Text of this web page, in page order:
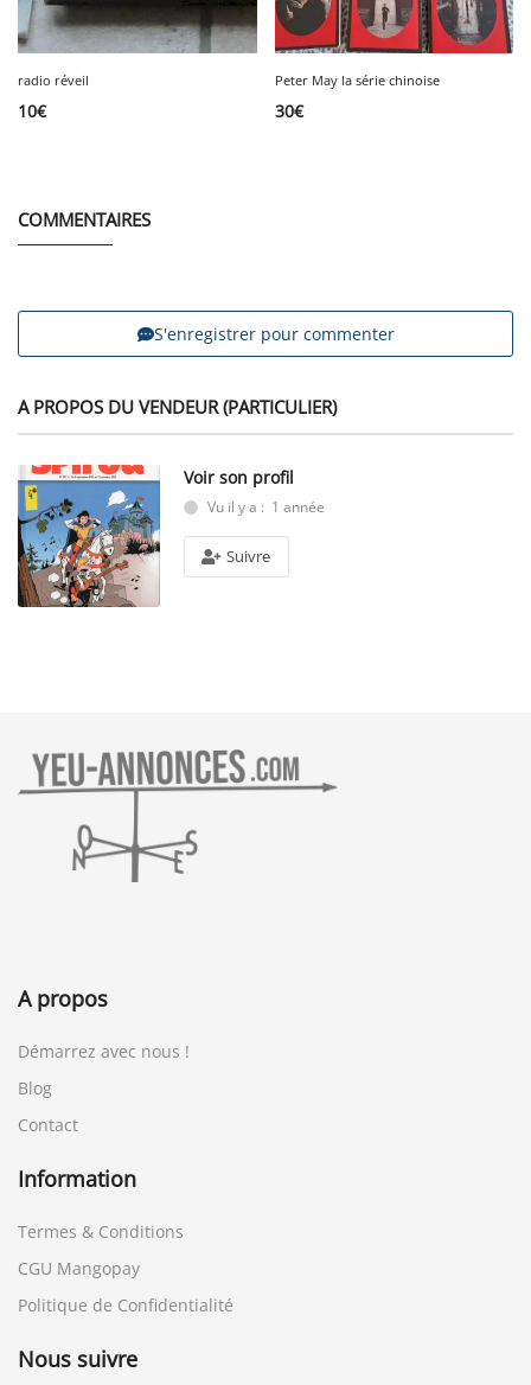
radio réveil
10€
Peter May la série chinoise
30€
COMMENTAIRES
S'enregistrer pour commenter
A PROPOS DU VENDEUR (PARTICULIER)
Voir son profil
Vu il y a : 1 année
Suivre
A propos
Démarrez avec nous !
Blog
Contact
Information
Termes & Conditions
CGU Mangopay
Politique de Confidentialité
Nous suivre